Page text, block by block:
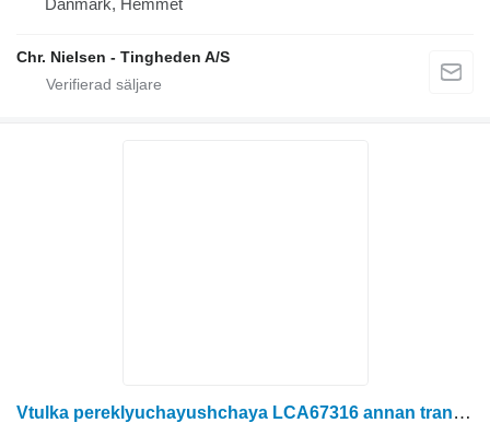
Danmark, Hemmet
Chr. Nielsen - Tingheden A/S
Vtulka pereklyuchayushchaya LCA67316 annan transmission reservdel till Kemper 4500 radoberoende skärbord för majsskörd